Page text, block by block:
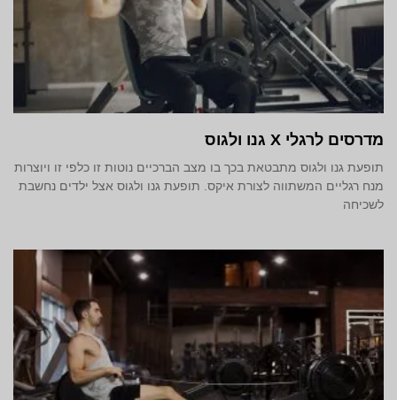
מדרסים לרגלי X גנו ולגוס
תופעת גנו ולגוס מתבטאת בכך בו מצב הברכיים נוטות זו כלפי זו ויוצרות
מנח רגליים המשתווה לצורת איקס. תופעת גנו ולגוס אצל ילדים נחשבת
לשכיחה